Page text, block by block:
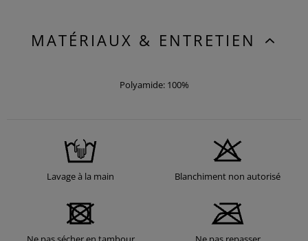
MATÉRIAUX & ENTRETIEN
Polyamide: 100%
Lavage à la main Blanchiment non autorisé